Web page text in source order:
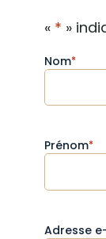
« * »
Nom*
Prénom*
Adresse